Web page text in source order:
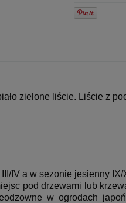
zielone liście. Liście z
IV a w sezonie jesienny IX/
pod drzewami lub
w ogrodach